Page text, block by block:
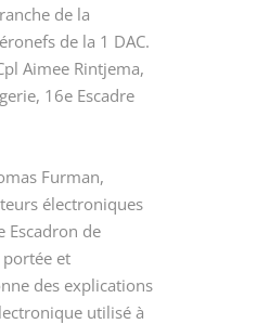
de la
de la 1 DAC.
Aimee Rintjema,
16e Escadre
Furman,
électroniques
Escadron de
et
des explications
utilisé à